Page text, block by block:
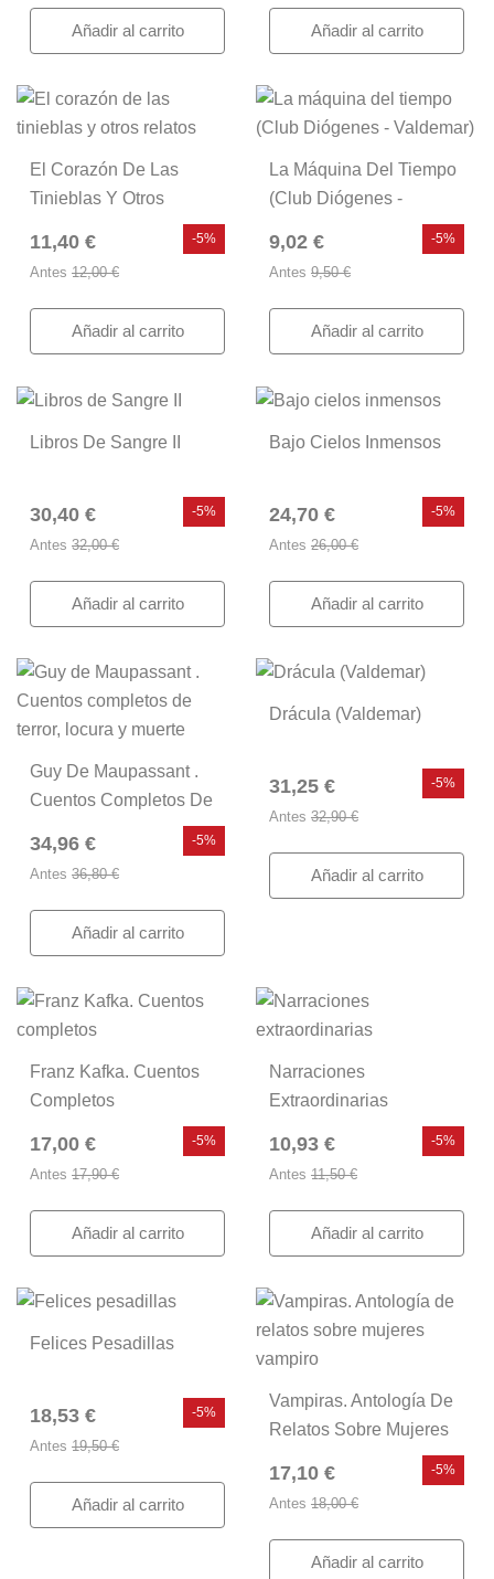
Añadir al carrito Añadir al carrito
El Corazón De Las
Tinieblas Y Otros
11,40 €
Antes 12,00 €
-5%
Añadir al carrito
La Máquina Del Tiempo
(Club Diógenes -
9,02 €
Antes 9,50 €
-5%
Añadir al carrito
Libros De Sangre II
30,40 €
Antes 32,00 €
-5%
Añadir al carrito
Bajo Cielos Inmensos
24,70 €
Antes 26,00 €
-5%
Añadir al carrito
Guy De Maupassant .
Cuentos Completos De
Terror, Locura Y Muerte
34,96 €
Antes 36,80 €
-5%
Añadir al carrito
Drácula (Valdemar)
31,25 €
Antes 32,90 €
-5%
Añadir al carrito
Franz Kafka. Cuentos
Completos
17,00 €
Antes 17,90 €
-5%
Añadir al carrito
Narraciones
Extraordinarias
10,93 €
Antes 11,50 €
-5%
Añadir al carrito
Felices Pesadillas
18,53 €
Antes 19,50 €
-5%
Añadir al carrito
Vampiras. Antología De
Relatos Sobre Mujeres
17,10 €
Antes 18,00 €
-5%
Añadir al carrito